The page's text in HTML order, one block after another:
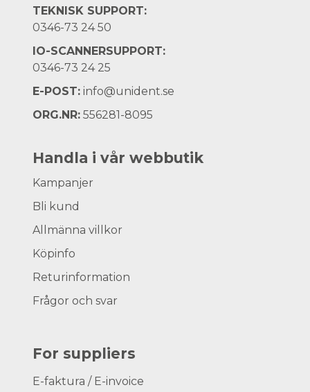
TEKNISK SUPPORT:
0346-73 24 50
IO-SCANNERSUPPORT:
0346-73 24 25
E-POST: info@unident.se
ORG.NR: 556281-8095
Handla i vår webbutik
Kampanjer
Bli kund
Allmänna villkor
Köpinfo
Returinformation
Frågor och svar
For suppliers
E-faktura / E-invoice